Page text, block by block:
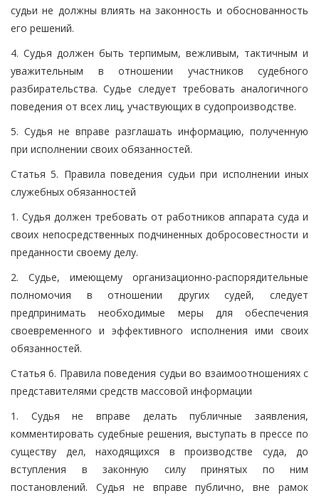
судьи не должны влиять на законность и обоснованность
его решений.
4. Судья должен быть терпимым, вежливым, тактичным и
уважительным в отношении участников судебного
разбирательства. Судье следует требовать аналогичного
поведения от всех лиц, участвующих в судопроизводстве.
5. Судья не вправе разглашать информацию, полученную
при исполнении своих обязанностей.
Статья 5. Правила поведения судьи при исполнении иных
служебных обязанностей
1. Судья должен требовать от работников аппарата суда и
своих непосредственных подчиненных добросовестности и
преданности своему делу.
2. Судье, имеющему организационно-распорядительные
полномочия в отношении других судей, следует
предпринимать необходимые меры для обеспечения
своевременного и эффективного исполнения ими своих
обязанностей.
Статья 6. Правила поведения судьи во взаимоотношениях с
представителями средств массовой информации
1. Судья не вправе делать публичные заявления,
комментировать судебные решения, выступать в прессе по
существу дел, находящихся в производстве суда, до
вступления в законную силу принятых по ним
постановлений. Судья не вправе публично, вне рамок